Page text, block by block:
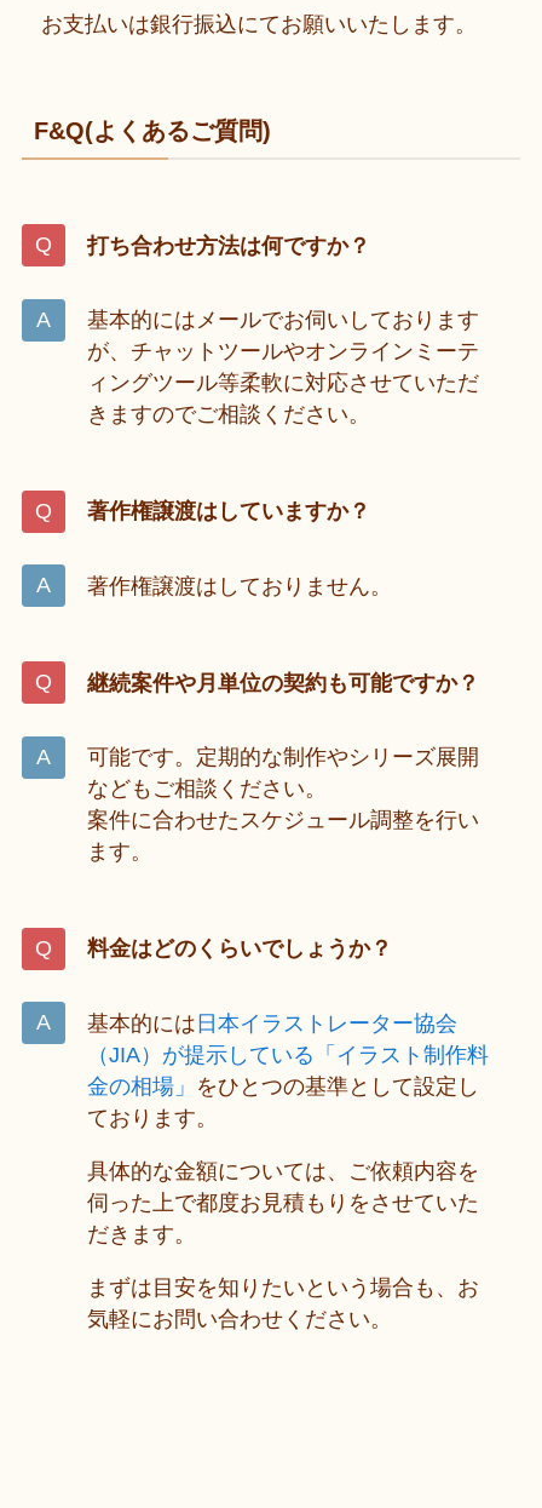
お支払いは銀行振込にてお願いいたします。
F&Q(よくあるご質問)
打ち合わせ方法は何ですか？
基本的にはメールでお伺いしております
が、チャットツールやオンラインミーテ
ィングツール等柔軟に対応させていただ
きますのでご相談ください。
著作権譲渡はしていますか？
著作権譲渡はしておりません。
継続案件や月単位の契約も可能ですか？
可能です。定期的な制作やシリーズ展開
などもご相談ください。
案件に合わせたスケジュール調整を行い
ます。
料金はどのくらいでしょうか？
基本的には 日本イラストレーター協会
（JIA）が提示している「イラスト制作料
金の相場」 をひとつの基準として設定し
ております。
具体的な金額については、ご依頼内容を
伺った上で都度お見積もりをさせていた
だきます。
まずは目安を知りたいという場合も、お
気軽にお問い合わせください。